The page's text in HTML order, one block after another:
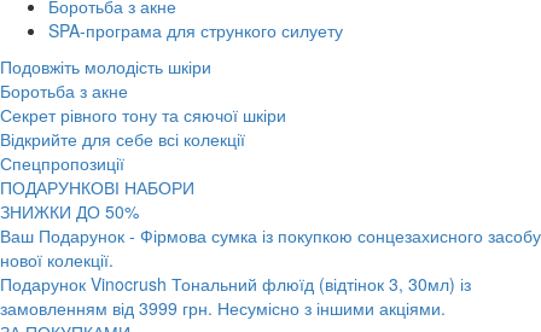
Боротьба з акне
SPA-програма для стрункого силуету
Подовжіть молодість шкіри
Боротьба з акне
Секрет рівного тону та сяючої шкіри
Відкрийте для себе всі колекції
Спецпропозиції
ПОДАРУНКОВІ НАБОРИ
ЗНИЖКИ ДО 50%
Ваш Подарунок - Фірмова сумка із покупкою сонцезахисного засобу
нової колекції.
Подарунок Vinocrush Тональний флюїд (відтінок 3, 30мл) із
замовленням від 3999 грн. Несумісно з іншими акціями.